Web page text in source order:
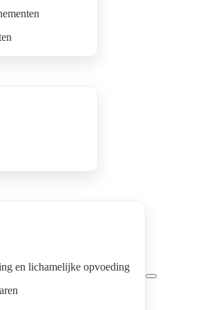
Antwerpen-Kiel
en lichamelijke opvoeding